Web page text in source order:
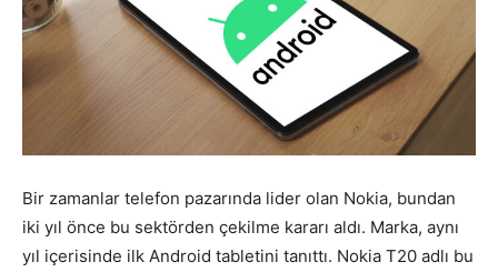
Bir zamanlar telefon pazarında lider olan Nokia, bundan
iki yıl önce bu sektörden çekilme kararı aldı. Marka, aynı
yıl içerisinde ilk Android tabletini tanıttı. Nokia T20 adlı bu